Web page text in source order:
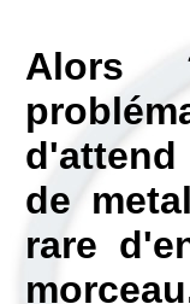
Alors
d'attend
de
rare